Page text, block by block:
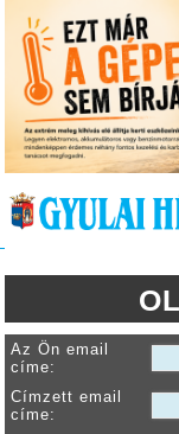
Az Ön email
címe:
Címzett email
címe: